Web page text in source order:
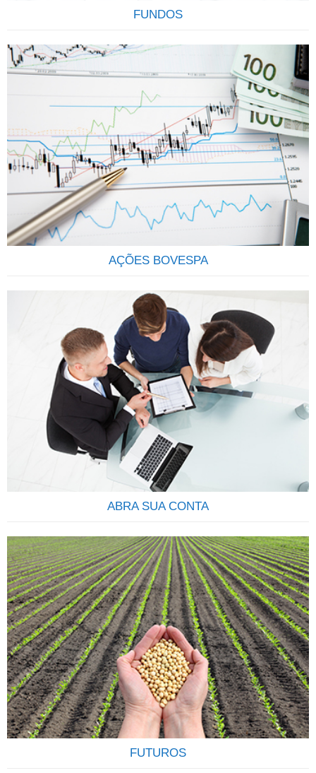
OS FUNDOS DE INVESTIMENTOS SÃO CONFIÁVEIS E
RENTÁVEIS Os Fundos de Investimentos funcionam como
um condomínio onde os investidores, conhecidos como
cotistas, investem suas economias no mercado financeiro e
de capitais, com o objetivo de rentabiliza-las através da
aquisição de uma carteira de títulos ou valores mobiliários.
Ao comprar cotas de determinado fundo, os cotistas
estarão…
FUNDOS
QUE TAL SER SÓCIO DAS MAIS IMPORTANTES
EMPRESAS DO BRASIL? Através do investimento em ações
você se torna sócio de uma grande empresa, passando a
deter uma parcela do Capital Social, participando dos lucros
e da valorização da empresa.AÇÃO: É um pedaço do capital
da empresa que é negociado em bolsa. É considerado um
investimento em…
AÇÕES BOVESPA
COMECE A INVESTIR Descubra qual o seu perfil e os
produtos que mais se ajustam às suas necessidades.Tenha
em mente que seus objetivos podem sofrer alterações, e
que constância, disciplina e compromisso são os elementos
mais importantes para o sucesso de seu investimento. Veja
como é fácil e rápido abrir uma conta na Terra
Investimentos,…
ABRA SUA CONTA
FUTUROS